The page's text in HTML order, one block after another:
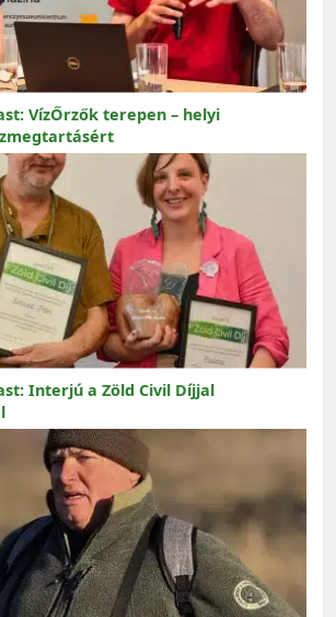
VízŐrzők terepen – helyi
Interjú a Zöld Civil Díjjal